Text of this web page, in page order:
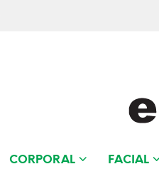
CORPORAL FACIAL